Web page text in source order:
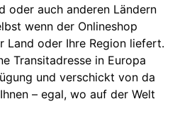
oder auch anderen Ländern
wenn der Onlineshop
Land oder Ihre Region liefert.
Transitadresse in Europa
und verschickt von da
– egal, wo auf der Welt